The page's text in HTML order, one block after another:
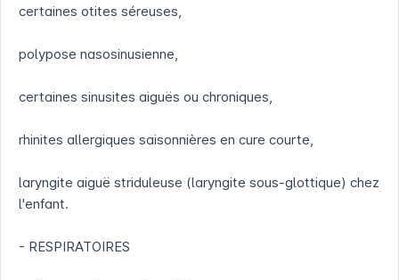
certaines otites séreuses,
polypose nasosinusienne,
certaines sinusites aiguës ou chroniques,
rhinites allergiques saisonnières en cure courte,
laryngite aiguë striduleuse (laryngite sous-glottique) chez
l'enfant.
- RESPIRATOIRES